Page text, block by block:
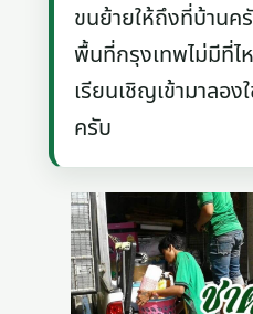
ขนย้ายให้ถึงที่บ้านค
พื้นที่กรุงเทพไม่มีที่ไห
เรียนเชิญเข้ามาลอง
ครับ